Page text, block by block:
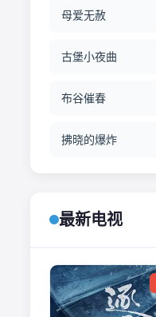
母爱无赦
古堡小夜曲
布谷催春
拂晓的爆炸
最新电视